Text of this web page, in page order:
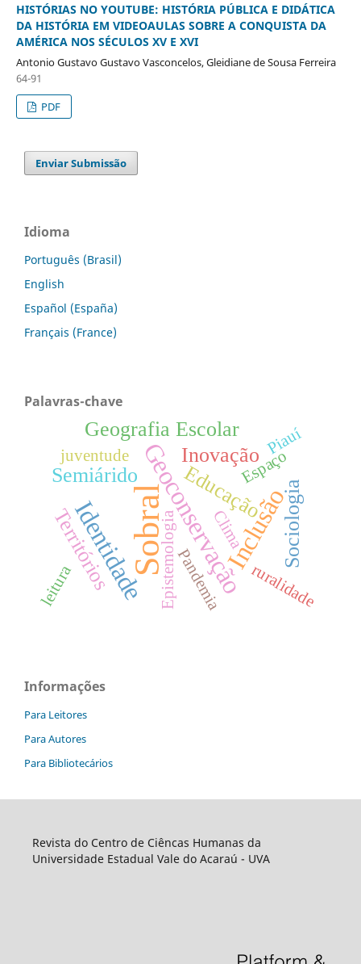
HISTÓRIAS NO YOUTUBE: HISTÓRIA PÚBLICA E DIDÁTICA
DA HISTÓRIA EM VIDEOAULAS SOBRE A CONQUISTA DA
AMÉRICA NOS SÉCULOS XV E XVI
Antonio Gustavo Gustavo Vasconcelos, Gleidiane de Sousa Ferreira
64-91
PDF
Enviar Submissão
Idioma
Português (Brasil)
English
Español (España)
Français (France)
Palavras-chave
Sobral
GeoconservaçãoInclusão
Identidade
Educação
Semiárido
Geografia Escolar
Sociologia
Inovação
Territórios Epistemologia
juventude Espaço
ruralidade
leitura Pandemia
Piauí
Clima
Informações
Para Leitores
Para Autores
Para Bibliotecários
Revista do Centro de Ciêncas Humanas da
Universidade Estadual Vale do Acaraú - UVA